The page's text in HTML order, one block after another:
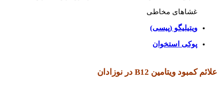
غشاهای مخاطی
ویتیلیگو (پیسی)
پوکی استخوان
علائم کمبود ویتامین B12 در نوزادان